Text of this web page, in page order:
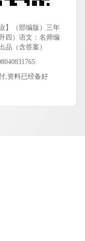
】（部编版）三年
四）语文：名师编
品（含答案）
,资料已经备好